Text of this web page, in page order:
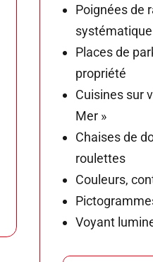
Poignées de
systématique
Places de
propriété
Cuisines sur
Mer »
Chaises de
roulettes
Couleurs,
Voyant